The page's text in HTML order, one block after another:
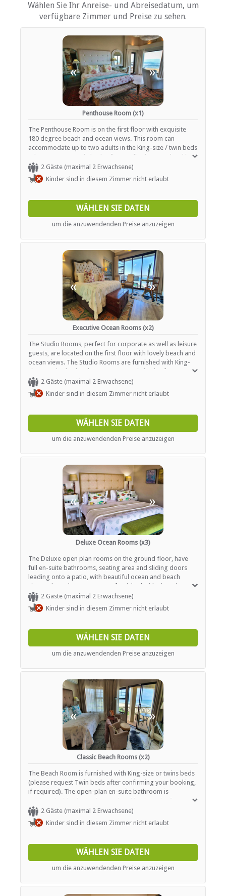
Fan
Haartrockner
Heizung (en)
Internetverbindung (drahtlos)
Kochnische (teilweise ausgestattet)
Terrasse / Veranda / Balkon
Safe für Wertsachen
Rauchen: nicht erlaubt
Tee- und Kaffeekocher
Fernsehen (mit M-Net)
Fernsehen (mit Satellit)
EINRICHTUNGEN AUF DEM GELÄNDE
Kinderfreundlich (alle Altersgruppen)
Trockenreinigung
Garten(e)
Zimmerreinigung (täglich)
Wäscheservice
Parkplatz (abseits der Straße)
Rezeption (Geschäftszeiten)
ESSEN UND TRINKEN
Bar (ehrlichkeit)
Braai / Grill (BBQ)
Kostenloses Wi-Fi
TRANSFERS
Flughafentransfers
Wählen Sie Ihr Anreise- und Abreisedatum, um
verfügbare Zimmer und Preise zu sehen.
« »
Penthouse Room (x1)
The Penthouse Room is on the first floor with exquisite
180 degree beach and ocean views. This room can
accommodate up to two adults in the King-size / twin beds
(please request Twin beds after confirming your booking,
if required). Room facilities include air-conditioning,
seating area leading onto the upstairs patio, 32" LCD TV
with DStv bouquet, tea and coffee-making facilities, full
with views - and hot towel rail. Free Wi-Fi, beach towels,
chairs and umbrellas are supplied for your convenience.
2 Gäste (maximal 2 Erwachsene)
Kinder sind in diesem Zimmer nicht erlaubt
WÄHLEN SIE DATEN
um die anzuwendenden Preise anzuzeigen
« »
Executive Ocean Rooms (x2)
The Studio Rooms, perfect for corporate as well as leisure
guests, are located on the first floor with lovely beach and
ocean views. The Studio Rooms are furnished with King-
size or twins beds (please request Twin beds after
confirming your booking, if required). The Studios all have
full en-suite bathrooms (equipped with bath tub, shower,
toilet and hand basins). The studios have seating areas
2 Gäste (maximal 2 Erwachsene)
Kinder sind in diesem Zimmer nicht erlaubt
WÄHLEN SIE DATEN
um die anzuwendenden Preise anzuzeigen
« »
Deluxe Ocean Rooms (x3)
The Deluxe open plan rooms on the ground floor, have
full en-suite bathrooms, seating area and sliding doors
leading onto a patio, with beautiful ocean and beach
views. The Deluxe Rooms are furnished with King-size or
twins beds (please request twin beds after confirming
your booking, if required). Full en-suite bathroom is
equipped with bath tub, shower, toilet and hand basins.
with DSTV bouquet, tea / coffee facilities.
2 Gäste (maximal 2 Erwachsene)
Kinder sind in diesem Zimmer nicht erlaubt
WÄHLEN SIE DATEN
um die anzuwendenden Preise anzuzeigen
« »
Classic Beach Rooms (x2)
The Beach Room is furnished with King-size or twins beds
(please request Twin beds after confirming your booking,
if required). The open-plan en-suite bathroom is
equipped with a bath, shower, hand basin and toilet.
Facilities in the rooms include Wi-Fi, kitchenette cupboard
with microwave, fridge, crockery and tea and coffee-
making stations, air conditioning, flat screen TV with DSTV
ironing board.
2 Gäste (maximal 2 Erwachsene)
Kinder sind in diesem Zimmer nicht erlaubt
WÄHLEN SIE DATEN
um die anzuwendenden Preise anzuzeigen